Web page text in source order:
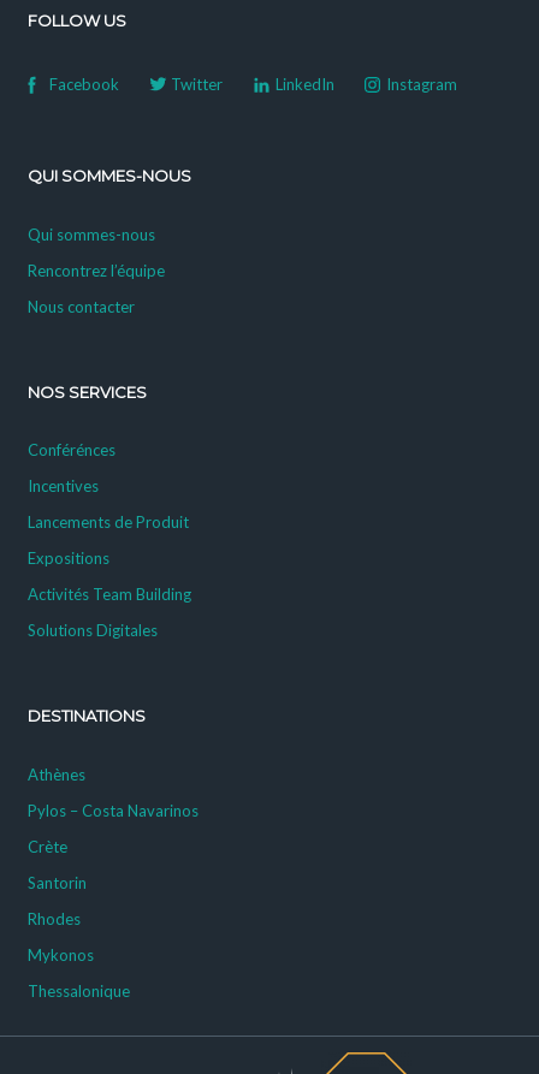
FOLLOW US
Facebook Twitter LinkedIn Instagram
QUI SOMMES-NOUS
Qui sommes-nous
Rencontrez l’équipe
Nous contacter
NOS SERVICES
Conférénces
Incentives
Lancements de Produit
Expositions
Activités Team Building
Solutions Digitales
DESTINATIONS
Athènes
Pylos – Costa Navarinos
Crète
Santorin
Rhodes
Mykonos
Thessalonique